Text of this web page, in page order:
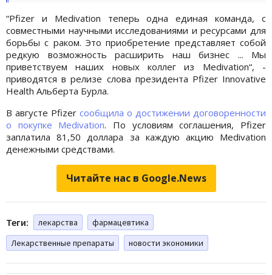
“Pfizer и Medivation теперь одна единая команда, с
совместными научными исследованиями и ресурсами для
борьбы с раком. Это приобретение представляет собой
редкую возможность расширить наш бизнес ... Мы
приветствуем наших новых коллег из Medivation“, -
приводятся в релизе слова президента Pfizer Innovative
Health Альберта Бурла.
В августе Pfizer сообщила о достижении договоренности
о покупке Medivation. По условиям соглашения, Pfizer
заплатила 81,50 доллара за каждую акцию Medivation
денежными средствами.
Читайте нас в Google.News
Теги: лекарства
фармацевтика
Лекарственные препараты
новости экономики